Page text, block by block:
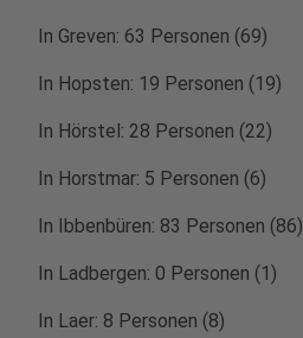
In Greven: 63 Personen (69)
In Hopsten: 19 Personen (19)
In Hörstel: 28 Personen (22)
In Horstmar: 5 Personen (6)
In Ibbenbüren: 83 Personen (86)
In Ladbergen: 0 Personen (1)
In Laer: 8 Personen (8)